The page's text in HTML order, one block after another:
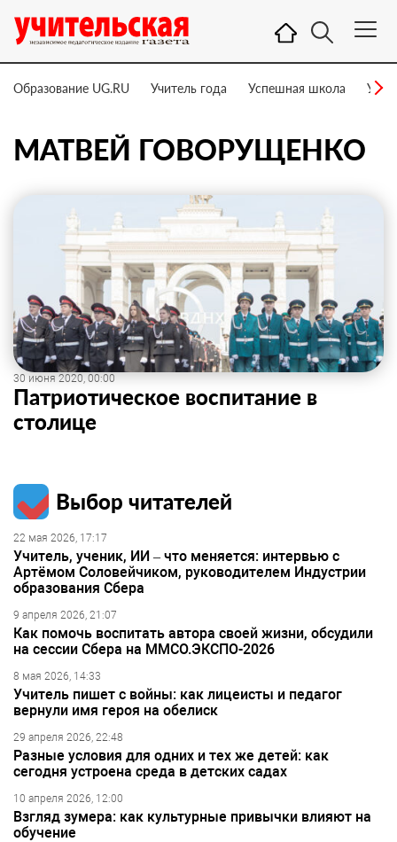
Образование UG.RU Учитель года Успешная школа
МАТВЕЙ ГОВОРУЩЕНКО
30 июня 2020, 00:00
Патриотическое воспитание в
столице
Выбор читателей
22 мая 2026, 17:17
Учитель, ученик, ИИ – что меняется: интервью с
Артёмом Соловейчиком, руководителем Индустрии
образования Сбера
9 апреля 2026, 21:07
Как помочь воспитать автора своей жизни, обсудили
на сессии Сбера на ММСО.ЭКСПО-2026
8 мая 2026, 14:33
Учитель пишет с войны: как лицеисты и педагог
вернули имя героя на обелиск
29 апреля 2026, 22:48
Разные условия для одних и тех же детей: как
сегодня устроена среда в детских садах
10 апреля 2026, 12:00
Взгляд зумера: как культурные привычки влияют на
обучение